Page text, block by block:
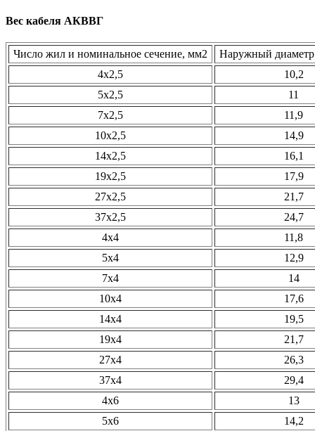
Вес кабеля АКВВГ
Число жил и номинальное сечение, мм2
Наружный диаметр
4х2,5
10,2
5х2,5
11
7х2,5
11,9
10х2,5
14,9
14х2,5
16,1
19х2,5
17,9
27х2,5
21,7
37х2,5
24,7
4х4
11,8
5х4
12,9
7х4
14
10х4
17,6
14х4
19,5
19х4
21,7
27х4
26,3
37х4
29,4
4х6
13
5х6
14,2